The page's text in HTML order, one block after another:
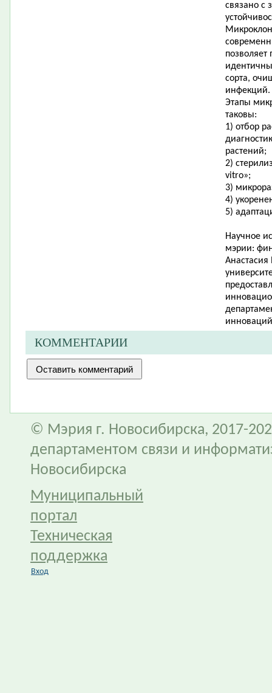
связано с
сорта,
инфекций.
Этапы
таковы:
1) отбор
растений;
2)
vitro»;
3)
4)
5)
Научное
мэрии:
Анастасия
КОММЕНТАРИИ
© Мэрия г. Новосибирска, 2017-
департаментом связи и
Новосибирска
Муниципальный
портал
Техническая
поддержка
Вход